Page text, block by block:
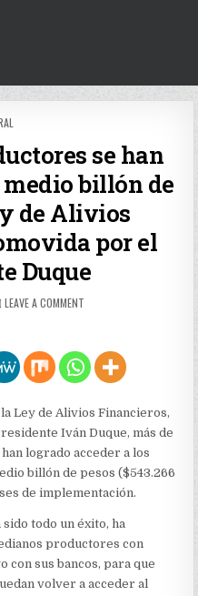
se han
billón de
de Alivios
por el
Duque
LEAVE A COMMENTON
PRODUCTORES
SE
HAN
MÁS
DE
MEDIO
BILLÓN
DE
PESOS
LEY
ALIVIOS
FINANCIEROS
PROMOVIDA
Ley de Alivios Financieros,
Iván Duque, más de
logrado acceder a los
billón de pesos ($543.266
de implementación.
todo un éxito, ha
productores con
con sus bancos, para que
volver a acceder al